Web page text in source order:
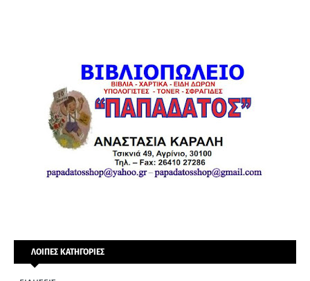
ΛΟΙΠΕΣ ΚΑΤΗΓΟΡΙΕΣ